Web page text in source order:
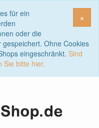
×
für ein
oder die
Ohne Cookies
eingeschränkt. Sind
Sie bitte hier.